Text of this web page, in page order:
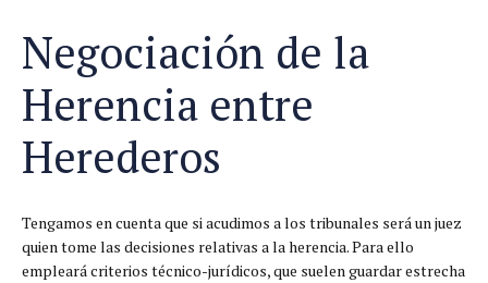
Negociación de la
Herencia entre
Herederos
Tengamos en cuenta que si acudimos a los tribunales será un juez
quien tome las decisiones relativas a la herencia. Para ello
empleará criterios técnico-jurídicos, que suelen guardar estrecha